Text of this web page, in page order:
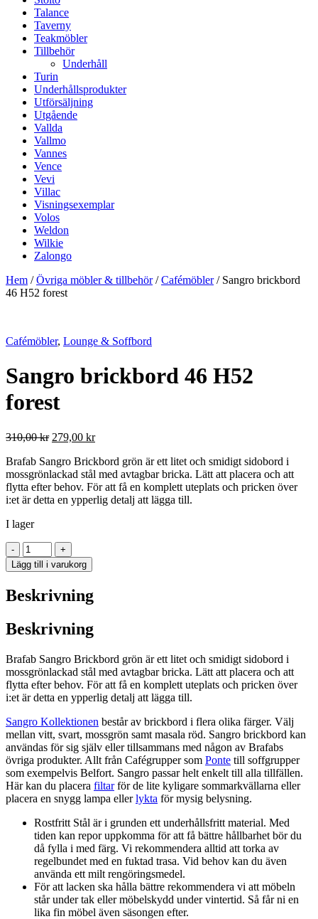
Talance
Taverny
Teakmöbler
Tillbehör
Underhåll
Turin
Underhållsprodukter
Utförsäljning
Utgående
Vallda
Vallmo
Vannes
Vence
Vevi
Villac
Visningsexemplar
Volos
Weldon
Wilkie
Zalongo
Hem /Övriga möbler & tillbehör/Cafémöbler/ Sangro brickbord
46 H52 forest
Cafémöbler, Lounge & Soffbord
Sangro brickbord 46 H52
forest
310,00kr Det
priset
var:
310,00 kr.
279,00 krDet
priset
är:
279,00 kr.
Brafab Sangro Brickbord grön är ett litet och smidigt sidobord i
mossgrönlackad stål med avtagbar bricka. Lätt att placera och att
flytta efter behov. För att få en komplett uteplats och pricken över
i:et är detta en ypperlig detalj att lägga till.
I lager
-
Sangro
brickbord
46
forest
+
Lägg till i varukorg
Beskrivning
Beskrivning
Brafab Sangro Brickbord grön är ett litet och smidigt sidobord i
mossgrönlackad stål med avtagbar bricka. Lätt att placera och att
flytta efter behov. För att få en komplett uteplats och pricken över
i:et är detta en ypperlig detalj att lägga till.
Sangro Kollektionen består av brickbord i flera olika färger. Välj
mellan vitt, svart, mossgrön samt masala röd. Sangro brickbord kan
användas för sig själv eller tillsammans med någon av Brafabs
övriga produkter. Allt från Cafégrupper som Ponte till soffgrupper
som exempelvis Belfort. Sangro passar helt enkelt till alla tillfällen.
Här kan du placera filtarför de lite kyligare sommarkvällarna eller
placera en snygg lampa ellerlykta för mysig belysning.
Rostfritt Stål är i grunden ett underhållsfritt material. Med
tiden kan repor uppkomma för att få bättre hållbarhet bör du
då fylla i med färg. Vi rekommendera alltid att torka av
regelbundet med en fuktad trasa. Vid behov kan du även
använda ett milt rengöringsmedel.
För att lacken ska hålla bättre rekommendera vi att möbeln
står under tak eller möbelskydd under vintertid. Så får ni en
lika fin möbel även säsongen efter.